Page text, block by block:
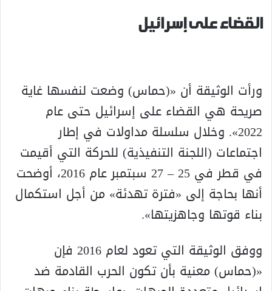
القضاء على إسرائيل
ورأت الوثيقة أن «(حماس) وضعت لنفسها غاية
صريحة هي القضاء على إسرائيل حتى عام
2022». وخلال سلسلة مداولات في إطار
اجتماعات (اللجنة التنفيذية) للحركة التي أقيمت
في قطر في 25 – 27 سبتمبر عام 2016، أوضحت
أنها بحاجة إلى «فترة تهدئة» من أجل استكمال
بناء قوتها وجاهزيتها».
ووفق الوثيقة التي تعود لعام 2016 فإن
«(حماس) معنية بأن تكون الحرب القادمة ضد